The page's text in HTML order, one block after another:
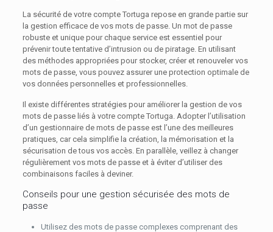
La sécurité de votre compte Tortuga repose en grande partie sur
la gestion efficace de vos mots de passe. Un mot de passe
robuste et unique pour chaque service est essentiel pour
prévenir toute tentative d’intrusion ou de piratage. En utilisant
des méthodes appropriées pour stocker, créer et renouveler vos
mots de passe, vous pouvez assurer une protection optimale de
vos données personnelles et professionnelles.
Il existe différentes stratégies pour améliorer la gestion de vos
mots de passe liés à votre compte Tortuga. Adopter l’utilisation
d’un gestionnaire de mots de passe est l’une des meilleures
pratiques, car cela simplifie la création, la mémorisation et la
sécurisation de tous vos accès. En parallèle, veillez à changer
régulièrement vos mots de passe et à éviter d’utiliser des
combinaisons faciles à deviner.
Conseils pour une gestion sécurisée des mots de
passe
Utilisez des mots de passe complexes comprenant des